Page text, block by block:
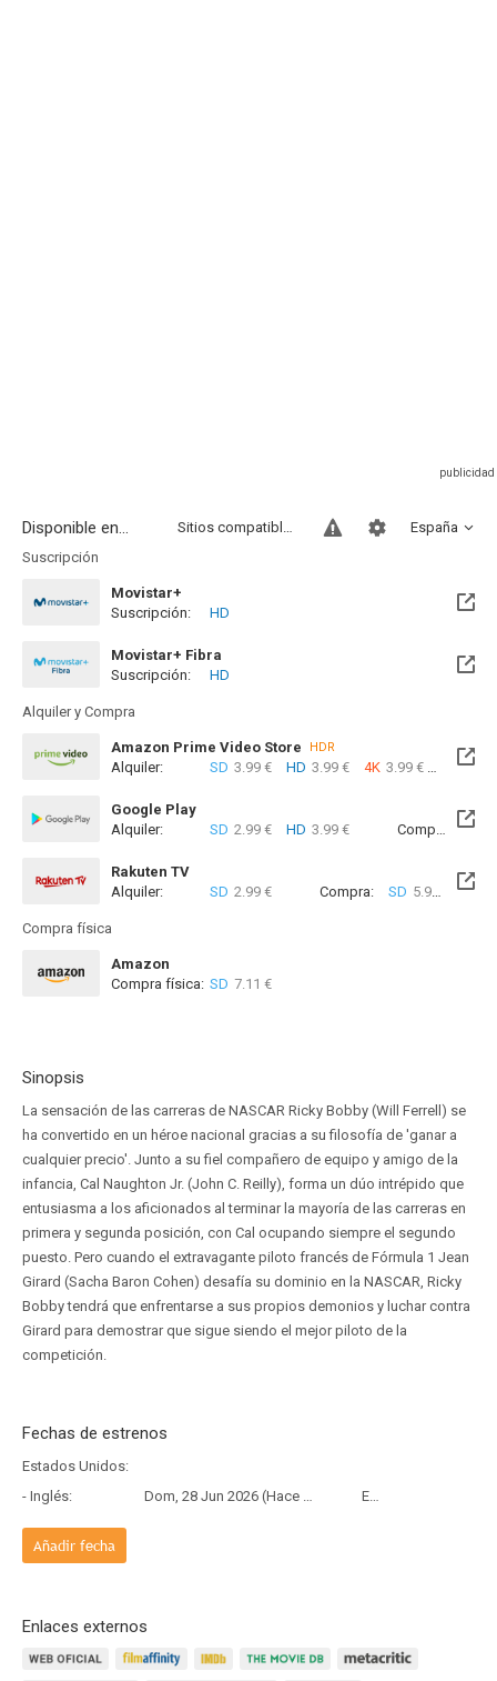
Disponible en... España
Sitios compatibles
Suscripción
Movistar+
Disponible hasta el Lun, 31 Ago 2026 (Quedan 25 días)
Suscripción: HD
Movistar+ Fibra
Disponible hasta el Lun, 31 Ago 2026 (Quedan 25 días)
Suscripción: HD
Alquiler y Compra
Amazon Prime Video Store HDR
Alquiler: SD 3.99 € HD 3.99 € 4K 3.99 €
Google Play
Alquiler:
SD 2.99 € HD 3.99 € Compra: SD
Rakuten TV
Alquiler:
SD 2.99 € Compra: SD 5.99 €
Compra física
Amazon
Compra física: SD 7.11 €
Sinopsis
La sensación de las carreras de NASCAR Ricky Bobby (Will Ferrell) se
ha convertido en un héroe nacional gracias a su filosofía de 'ganar a
cualquier precio'. Junto a su fiel compañero de equipo y amigo de la
infancia, Cal Naughton Jr. (John C. Reilly), forma un dúo intrépido que
entusiasma a los aficionados al terminar la mayoría de las carreras en
primera y segunda posición, con Cal ocupando siempre el segundo
puesto. Pero cuando el extravagante piloto francés de Fórmula 1 Jean
Girard (Sacha Baron Cohen) desafía su dominio en la NASCAR, Ricky
Bobby tendrá que enfrentarse a sus propios demonios y luchar contra
Girard para demostrar que sigue siendo el mejor piloto de la
competición.
Fechas de estrenos
Estados Unidos:
- Inglés:
Dom, 28 Jun 2026 (Hace 1 mes y 9 días) Estreno
Añadir fecha
Enlaces externos